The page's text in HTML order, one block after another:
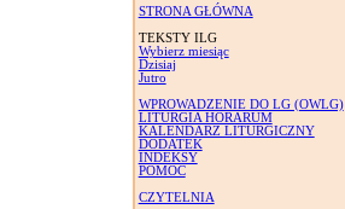
STRONA GŁÓWNA
TEKSTY ILG
Wybierz miesiąc
Dzisiaj
Jutro
WPROWADZENIE DO LG (OWLG)
LITURGIA HORARUM
KALENDARZ LITURGICZNY
DODATEK
INDEKSY
POMOC
CZYTELNIA